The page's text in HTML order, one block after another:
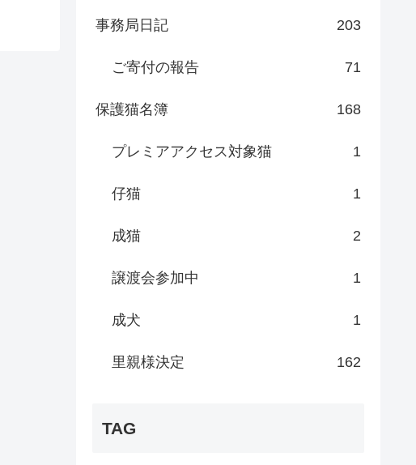
事務局日記 203
ご寄付の報告 71
保護猫名簿 168
プレミアアクセス対象猫 1
仔猫 1
成猫 2
譲渡会参加中 1
成犬 1
里親様決定 162
TAG